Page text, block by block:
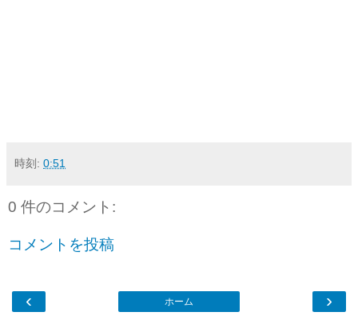
時刻: 0:51
0 件のコメント:
コメントを投稿
‹ ›
ホーム